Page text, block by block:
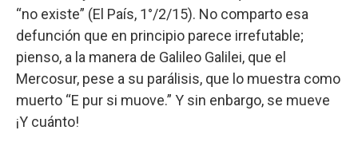
“no existe” (El País, 1°/2/15). No comparto esa
defunción que en principio parece irrefutable;
pienso, a la manera de Galileo Galilei, que el
Mercosur, pese a su parálisis, que lo muestra como
muerto “E pur si muove.” Y sin enbargo, se mueve
¡Y cuánto!